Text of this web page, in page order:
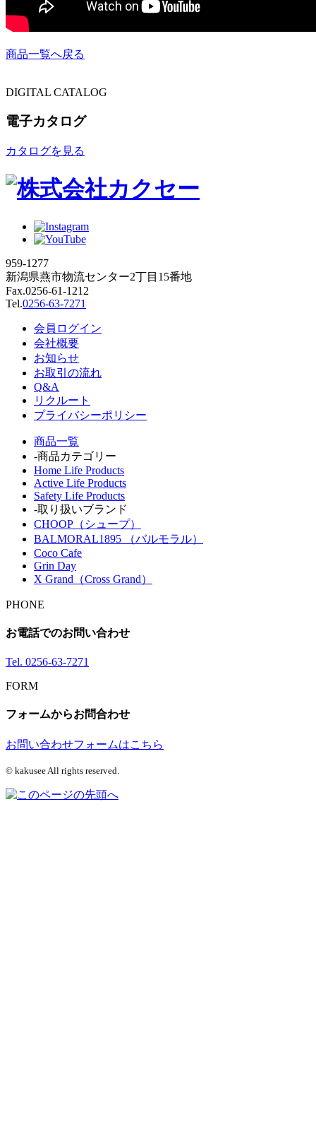
商品一覧へ戻る
DIGITAL CATALOG
電子カタログ
カタログを見る
959-1277
新潟県燕市物流センター2丁目15番地
Fax.0256-61-1212
Tel.0256-63-7271
会員ログイン
会社概要
お知らせ
お取引の流れ
Q&A
リクルート
プライバシーポリシー
商品一覧
-商品カテゴリー
Home Life Products
Active Life Products
Safety Life Products
-取り扱いブランド
CHOOP（シュープ）
BALMORAL1895 （バルモラル）
Coco Cafe
Grin Day
X Grand（Cross Grand）
PHONE
お電話でのお問い合わせ
Tel. 0256-63-7271
FORM
フォームからお問合わせ
お問い合わせフォームはこちら
© kakusee All rights reserved.